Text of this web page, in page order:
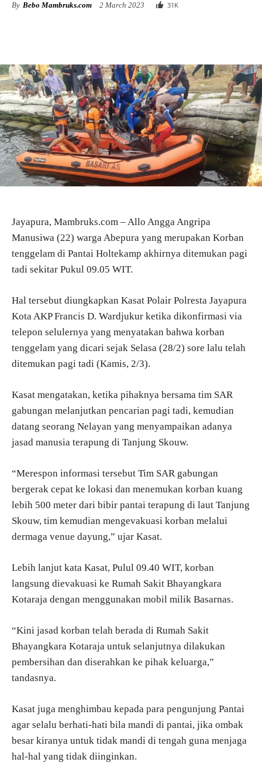
By Bebo Mambruks.com 2 March 2023 31 K
Jayapura, Mambruks.com – Allo Angga Angripa
Manusiwa (22) warga Abepura yang merupakan Korban
tenggelam di Pantai Holtekamp akhirnya ditemukan pagi
tadi sekitar Pukul 09.05 WIT.
Hal tersebut diungkapkan Kasat Polair Polresta Jayapura
Kota AKP Francis D. Wardjukur ketika dikonfirmasi via
telepon selulernya yang menyatakan bahwa korban
tenggelam yang dicari sejak Selasa (28/2) sore lalu telah
ditemukan pagi tadi (Kamis, 2/3).
Kasat mengatakan, ketika pihaknya bersama tim SAR
gabungan melanjutkan pencarian pagi tadi, kemudian
datang seorang Nelayan yang menyampaikan adanya
jasad manusia terapung di Tanjung Skouw.
“Merespon informasi tersebut Tim SAR gabungan
bergerak cepat ke lokasi dan menemukan korban kuang
lebih 500 meter dari bibir pantai terapung di laut Tanjung
Skouw, tim kemudian mengevakuasi korban melalui
dermaga venue dayung,” ujar Kasat.
Lebih lanjut kata Kasat, Pulul 09.40 WIT, korban
langsung dievakuasi ke Rumah Sakit Bhayangkara
Kotaraja dengan menggunakan mobil milik Basarnas.
“Kini jasad korban telah berada di Rumah Sakit
Bhayangkara Kotaraja untuk selanjutnya dilakukan
pembersihan dan diserahkan ke pihak keluarga,”
tandasnya.
Kasat juga menghimbau kepada para pengunjung Pantai
agar selalu berhati-hati bila mandi di pantai, jika ombak
besar kiranya untuk tidak mandi di tengah guna menjaga
hal-hal yang tidak diinginkan.